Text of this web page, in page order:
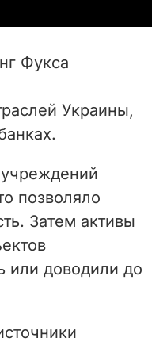
Фукса
Украины,
позволяло
Затем активы
или доводили до